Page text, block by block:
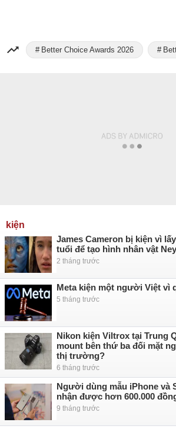
Better Choice Awards 2026
kiện
James Cameron bị kiện vì
tuổi để tạo hình nhân vật
2 tháng trước
Meta kiện một người Việt vì
5 tháng trước
Nikon kiện Viltrox tại Trung
mount bên thứ ba đối mặt
thị trường?
6 tháng trước
Người dùng mẫu iPhone và
nhận được hơn 600.000
9 tháng trước